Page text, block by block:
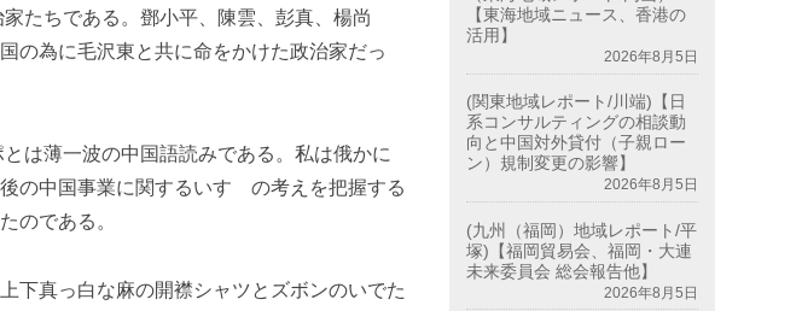
たちである。鄧小平、陳雲、彭真、楊尚
の為に毛沢東と共に命をかけた政治家だっ
は薄一波の中国語読みである。私は俄かに
の中国事業に関するいすゞの考えを把握する
のである。
下真っ白な麻の開襟シャツとズボンのいでた
【東海地域ニュース、香港の
活用】
2026年8月5日
(関東地域レポート/川端)【日
系コンサルティングの相談動
向と中国対外貸付（子親ロー
ン）規制変更の影響】
2026年8月5日
(九州（福岡）地域レポート/平
塚)【福岡貿易会、福岡・大連
未来委員会 総会報告他】
2026年8月5日